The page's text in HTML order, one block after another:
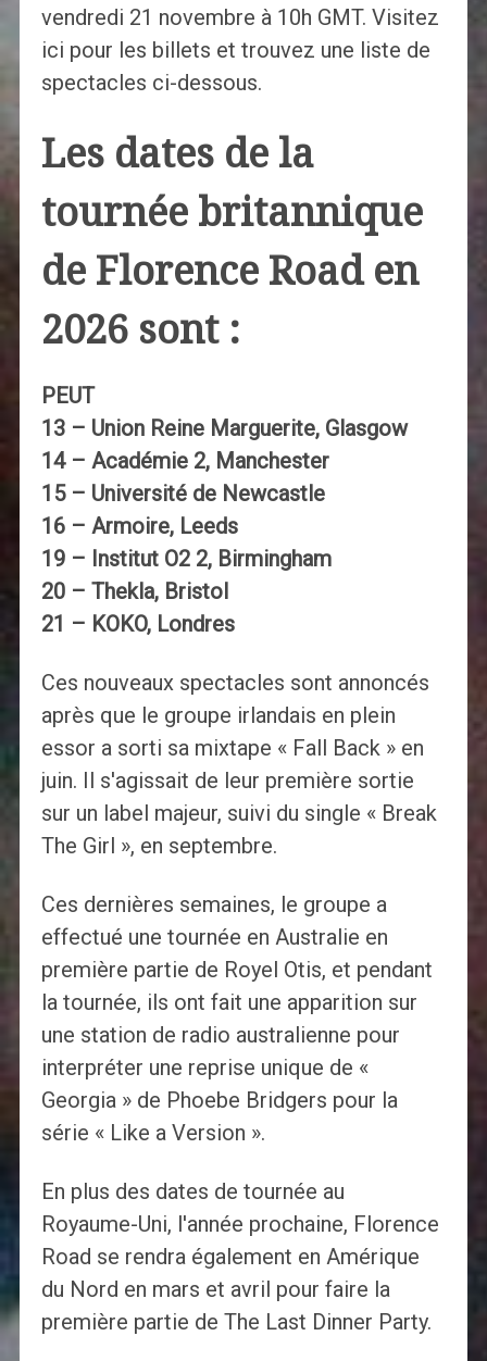
vendredi 21 novembre à 10h GMT. Visitez
ici pour les billets et trouvez une liste de
spectacles ci-dessous.
Les dates de la
tournée britannique
de Florence Road en
2026 sont :
PEUT
13 – Union Reine Marguerite, Glasgow
14 – Académie 2, Manchester
15 – Université de Newcastle
16 – Armoire, Leeds
19 – Institut O2 2, Birmingham
20 – Thekla, Bristol
21 – KOKO, Londres
Ces nouveaux spectacles sont annoncés
après que le groupe irlandais en plein
essor a sorti sa mixtape « Fall Back » en
juin. Il s'agissait de leur première sortie
sur un label majeur, suivi du single « Break
The Girl », en septembre.
Ces dernières semaines, le groupe a
effectué une tournée en Australie en
première partie de Royel Otis, et pendant
la tournée, ils ont fait une apparition sur
une station de radio australienne pour
interpréter une reprise unique de «
Georgia » de Phoebe Bridgers pour la
série « Like a Version ».
En plus des dates de tournée au
Royaume-Uni, l'année prochaine, Florence
Road se rendra également en Amérique
du Nord en mars et avril pour faire la
première partie de The Last Dinner Party.